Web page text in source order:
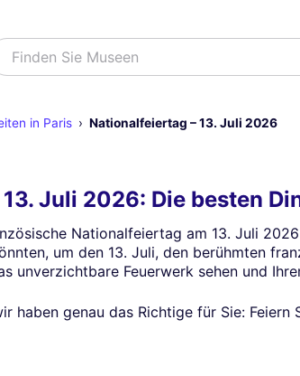
Finden Sie Museen
in Paris Nationalfeiertag – 13. Juli 2026
Juli 2026: Die besten
Nationalfeiertag am 13. Juli
um den 13. Juli, den berühmten
unverzichtbare Feuerwerk sehen und
haben genau das Richtige für Sie: